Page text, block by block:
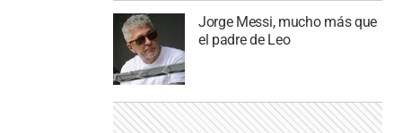
Jorge Messi, mucho más que
el padre de Leo